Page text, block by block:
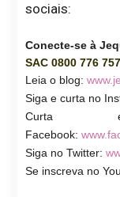
sociais:
Conecte-se à
SAC 0800 776
Leia o blog:
Siga e curta no
Curta
Facebook:
Siga no Twitter:
Se inscreva no